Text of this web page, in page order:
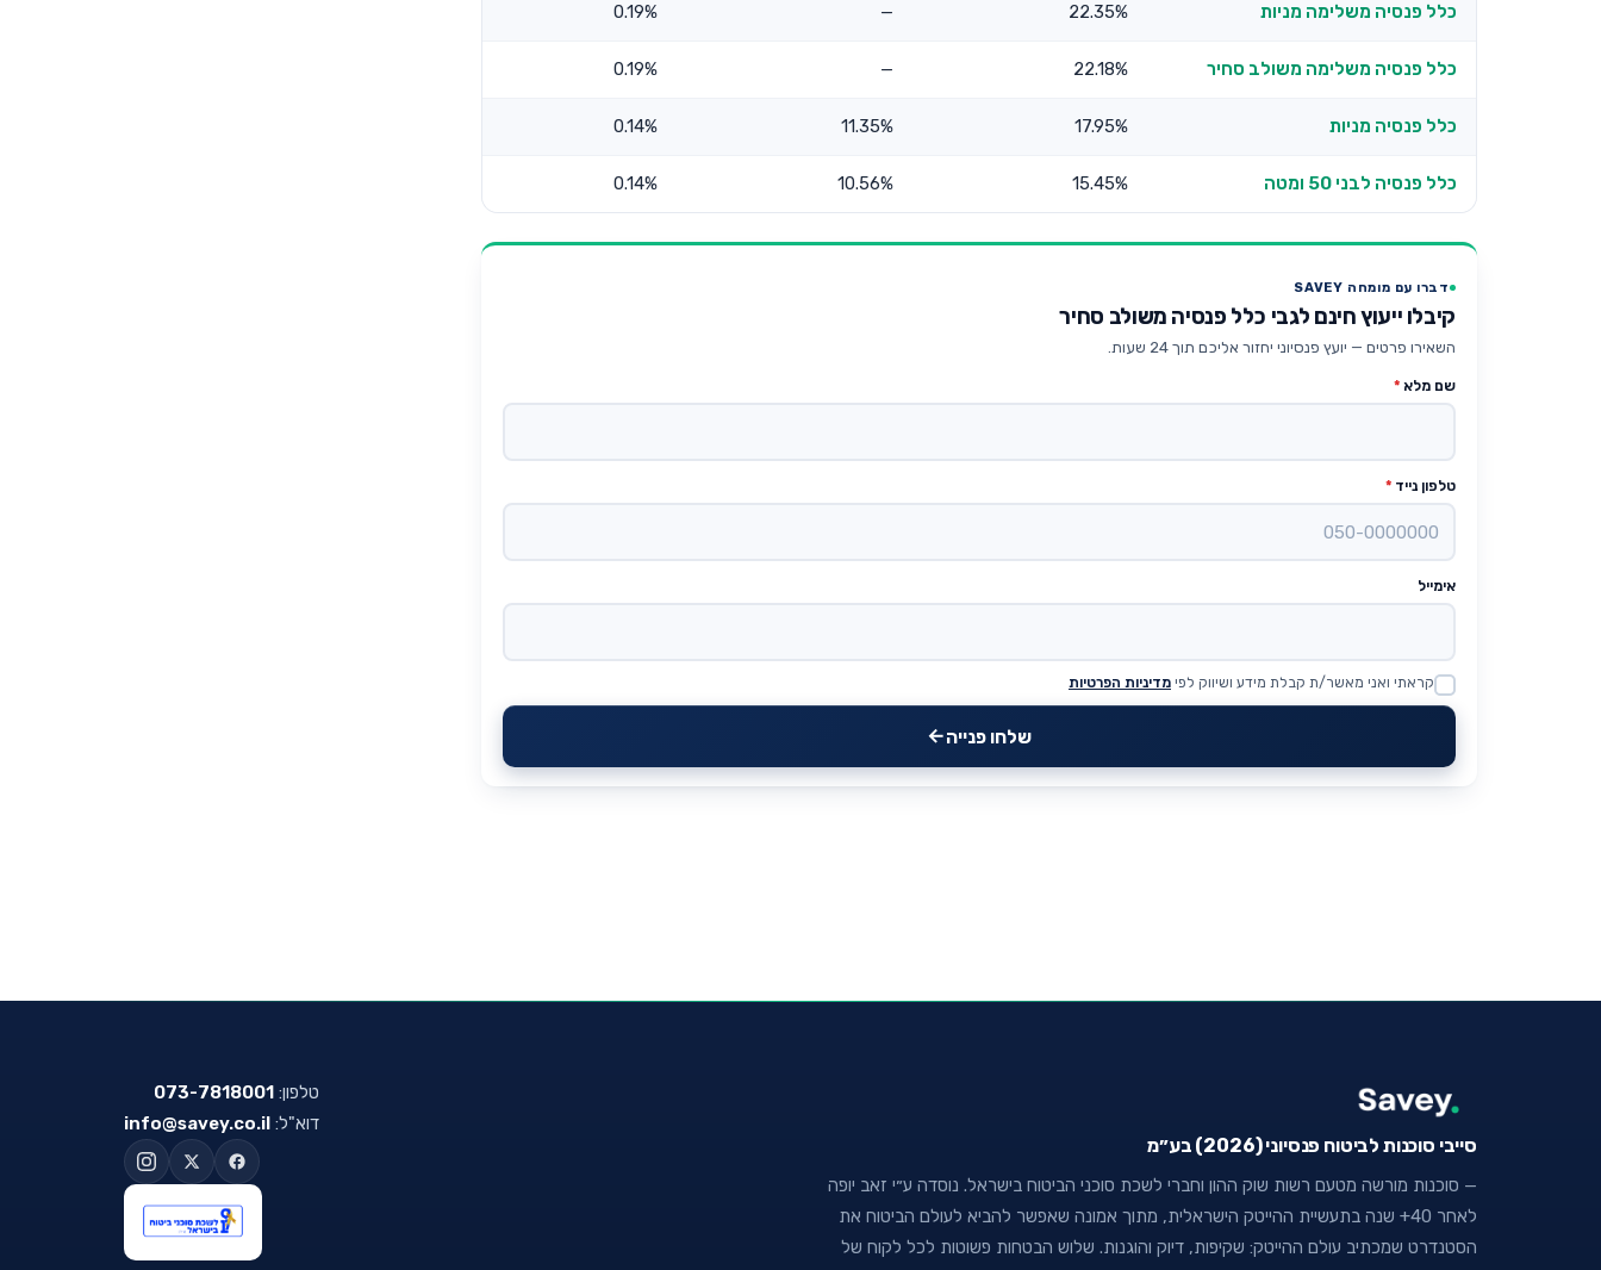
כלל פנסיה משלימה מניות 22.35%
—
0.19%
כלל פנסיה משלימה משולב סחיר 22.18%
—
0.19%
כלל פנסיה מניות 17.95%
11.35%
0.14%
כלל פנסיה לבני 50 ומטה 15.45%
10.56%
0.14%
דברו עם מומחה SAVEY
קיבלו ייעוץ חינם לגבי כלל פנסיה משולב סחיר
השאירו פרטים — יועץ פנסיוני יחזור אליכם תוך 24 שעות.
שם מלא *
טלפון נייד *
אימייל
Website
קראתי ואני מאשר/ת קבלת מידע ושיווק לפי מדיניות הפרטיות
שלחו פנייה
סייבי סוכנות לביטוח פנסיוני (2026) בע״מ
— סוכנות מורשה מטעם רשות שוק ההון וחברי לשכת סוכני הביטוח בישראל. נוסדה ע״י זאב יופה
לאחר 40+ שנה בתעשיית ההייטק הישראלית, מתוך אמונה שאפשר להביא לעולם הביטוח את
הסטנדרט שמכתיב עולם ההייטק: שקיפות, דיוק והוגנות. שלוש הבטחות פשוטות לכל לקוח של
טלפון: 073-7818001
דוא"ל: info@savey.co.il